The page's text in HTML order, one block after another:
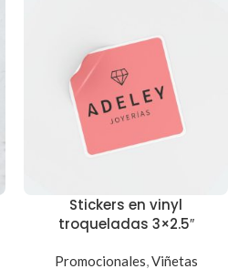
Stickers en vinyl
troqueladas 3×2.5″
Promocionales,Viñetas